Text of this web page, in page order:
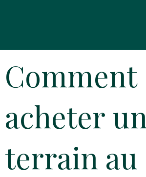
Comment
acheter un
terrain au